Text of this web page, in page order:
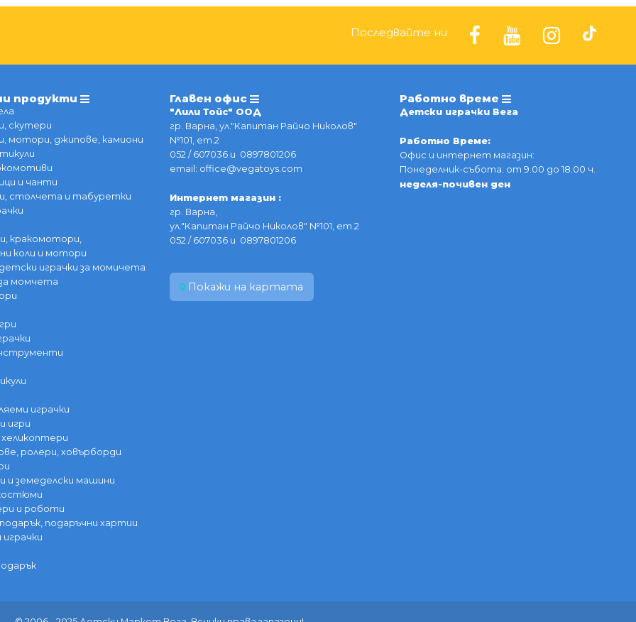
Последвайте ни
продукти
скутери
мотори, джипове, камиони
и чанти
столчета и табуретки
кракомотори,
коли и мотори
играчки за момичета
момчета
играчки
игри
ролери, ховърборди
и земеделски машини
и роботи
подаръчни хартии
играчки
Главен офис
"Лили Тойс" ООД
гр. Варна, ул."Капитан Райчо Николов"
№101, ет.2
052 / 607036 и 0897801206
email: office@vegatoys.com
Интернет магазин :
гр. Варна,
ул."Капитан Райчо Николов" №101, ет.2
052 / 607036 и 0897801206
Покажи на картата
Работно време
Детски играчки Вега
Работно Време:
Офис и интернет магазин:
Понеделник-събота: от 9.00 до 18.00 ч.
неделя-почивен ден